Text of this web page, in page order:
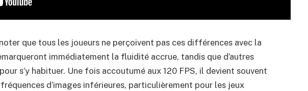
que tous les joueurs ne perçoivent pas ces différences avec la
immédiatement la fluidité accrue, tandis que d’autres
s’y habituer. Une fois accoutumé aux 120 FPS, il devient souvent
d’images inférieures, particulièrement pour les jeux